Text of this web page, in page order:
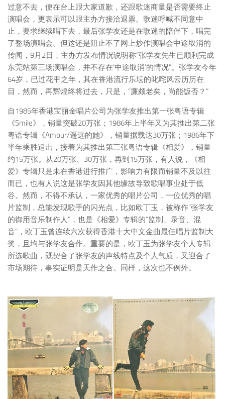
过意不去，便在台上跟大家道歉，还跟歌迷商量是否需要终止
演唱会，更表示可以跟主办方接洽退票。歌迷呼喊不同意中
止，要求继续唱下去，最后张学友还是在歌迷的陪伴下，唱完
了整场演唱会。但这还是阻止不了网上炒作演唱会中途取消的
传闻，9月2日，主办方发布情况说明称“张学友先生已顺利完成
东莞站第三场演唱会，并不存在‘中途取消’的情况”。张学友今年
64岁，已过花甲之年，其在香港流行乐坛的叱咤风云历历在
目，然而，再辉煌终将过去，只是，“廉颇老矣，尚能饭否？”
自1985年香港宝丽金唱片公司为张学友推出第一张粤语专辑
《Smile》，销量突破20万张；1986年上半年又为其推出第二张
粤语专辑《Amour/遥远的她》，销量据载达30万张；1986年下
半年乘胜追击，接着为其推出第三张粤语专辑《相爱》，销量
约15万张。从20万张、30万张，再到15万张，有人说，《相
爱》专辑只是未在香港进行推广，影响力有限而销量不及以往
而已，也有人说这是张学友因其他缘故导致歌唱事业处于低
谷。然而，不得不承认，一家优秀的唱片公司，一位优秀的唱
片监制，总能发现歌手的闪光点，比如欧丁玉，被称作“张学友
的御用音乐制作人”，也是《相爱》专辑的“监制、录音、混
音”，欧丁玉曾连续六次获得香港十大中文金曲最佳唱片监制大
奖，且均与张学友合作。重要的是，欧丁玉为张学友个人专辑
所选歌曲，既契合了张学友的声线特点及个人气质，又迎合了
市场期待，事实证明是天作之合。同样，这次也不例外。